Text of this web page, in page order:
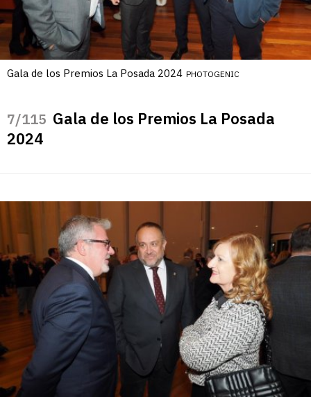
Gala de los Premios La Posada 2024 PHOTOGENIC
/115 Gala de los Premios La Posada
2024